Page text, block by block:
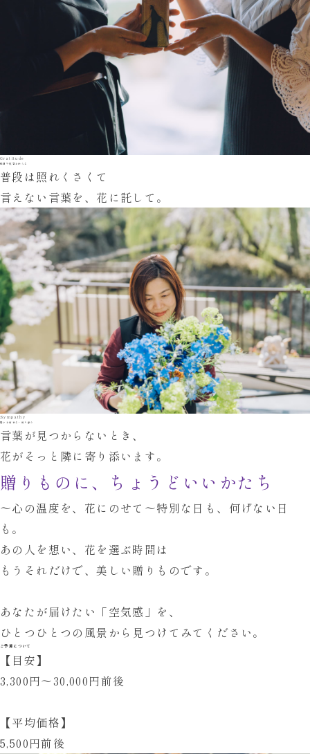
Gratitude
感謝や敬意を伝える
普段は照れくさくて
言えない言葉を、花に託して。
Sympathy
想いを寄せる・寄り添う
言葉が見つからないとき、
花がそっと隣に寄り添います。
贈りものに、ちょうどいいかたち
～心の温度を、花にのせて～特別な日も、何げない日
も。
あの人を想い、花を選ぶ時間は
もうそれだけで、美しい贈りものです。
あなたが届けたい「空気感」を、
ひとつひとつの風景から 見つけてみてください。
ご予算について
【目安】
3,300円～30,000円前後
【平均価格】
5,500円前後